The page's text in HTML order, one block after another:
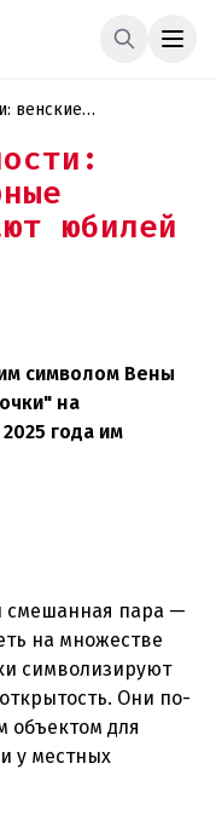
венские
юбилей
символом Вены
на
года им
пара —
на множестве
символизируют
Они по-
объектом для
у местных